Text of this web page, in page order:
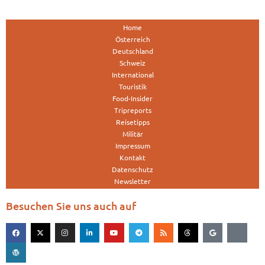
Home
Österreich
Deutschland
Schweiz
International
Touristik
Food-Insider
Tripreports
Reisetipps
Militär
Impressum
Kontakt
Datenschutz
Newsletter
Besuchen Sie uns auch auf